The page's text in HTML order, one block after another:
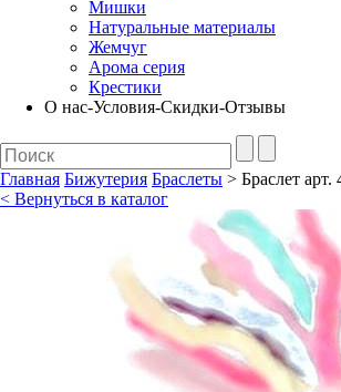
Мишки
Натуральные материалы
Жемчуг
Арома серия
Крестики
О нас-Условия-Скидки-Отзывы
Главная Бижутерия Браслеты > Браслет
< Вернуться в каталог